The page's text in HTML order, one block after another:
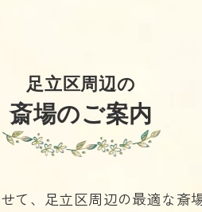
足立区周辺の
斎場のご案内
て、 足立区周辺の最適な斎